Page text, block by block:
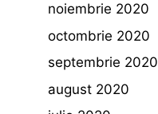
noiembrie 2020
octombrie 2020
septembrie 2020
august 2020